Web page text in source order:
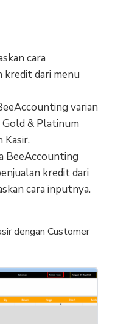
cara
kredit dari menu
varian
& Platinum
Kasir.
BeeAccounting
kredit dari
cara inputnya.
dengan Customer